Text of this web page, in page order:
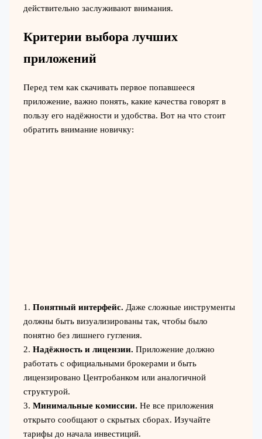
действительно заслуживают внимания.
Критерии выбора лучших
приложений
Перед тем как скачивать первое попавшееся
приложение, важно понять, какие качества говорят в
пользу его надёжности и удобства. Вот на что стоит
обратить внимание новичку:
1. Понятный интерфейс. Даже сложные инструменты
должны быть визуализированы так, чтобы было
понятно без лишнего гугления.
2. Надёжность и лицензии. Приложение должно
работать с официальными брокерами и быть
лицензировано Центробанком или аналогичной
структурой.
3. Минимальные комиссии. Не все приложения
открыто сообщают о скрытых сборах. Изучайте
тарифы до начала инвестиций.